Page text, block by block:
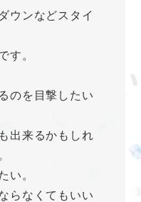
ウンなどスタイ
す。
のを目撃したい
出来るかもしれ
い。
らなくてもいい